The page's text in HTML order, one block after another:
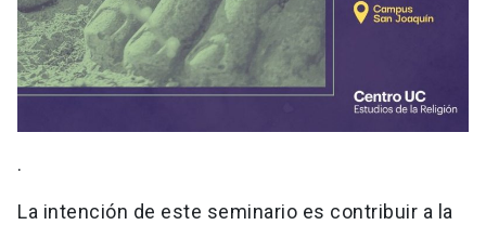
.
La intención de este seminario es contribuir a la